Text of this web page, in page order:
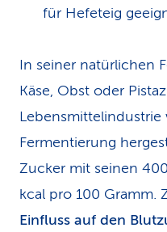
für Hefeteig
In seiner natürlichen
Käse, Obst oder
Fermentierung
Zucker mit seinen
kcal pro 100 Gramm.
Einfluss auf den